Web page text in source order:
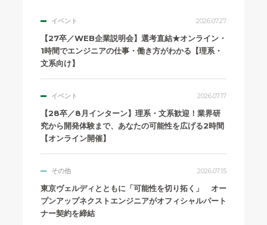
イベント 2026.07.27
【27卒／WEB企業説明会】選考直結★オンライン・
1時間でエンジニアの仕事・働き方がわかる【理系・
文系向け】
イベント 2026.07.17
【28卒／8月インターン】理系・文系歓迎！業界研
究から開発体験まで、あなたの可能性を広げる2時間
【オンライン開催】
その他 2026.07.15
東京ヴェルディとともに「可能性を切り拓く」 オー
プンアップネクストエンジニアがオフィシャルパート
ナー契約を締結